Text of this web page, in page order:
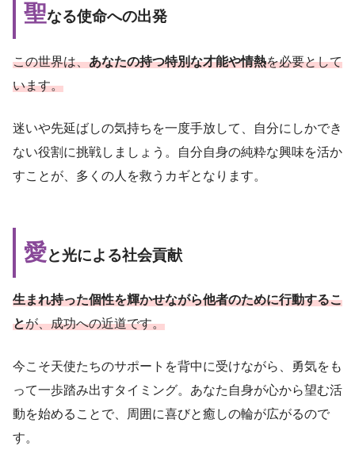
聖なる使命への出発
この世界は、あなたの持つ特別な才能や情熱を必要として
います。
迷いや先延ばしの気持ちを一度手放して、自分にしかでき
ない役割に挑戦しましょう。自分自身の純粋な興味を活か
すことが、多くの人を救うカギとなります。
愛と光による社会貢献
生まれ持った個性を輝かせながら他者のために行動するこ
とが、成功への近道です。
今こそ天使たちのサポートを背中に受けながら、勇気をも
って一歩踏み出すタイミング。あなた自身が心から望む活
動を始めることで、周囲に喜びと癒しの輪が広がるので
す。